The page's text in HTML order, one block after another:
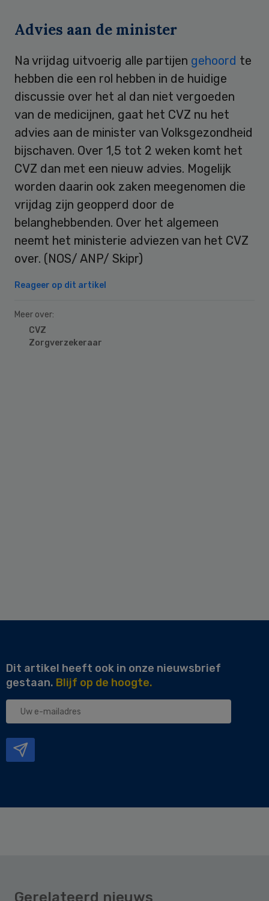
Advies aan de minister
Na vrijdag uitvoerig alle partijen gehoord te
hebben die een rol hebben in de huidige
discussie over het al dan niet vergoeden
van de medicijnen, gaat het CVZ nu het
advies aan de minister van Volksgezondheid
bijschaven. Over 1,5 tot 2 weken komt het
CVZ dan met een nieuw advies. Mogelijk
worden daarin ook zaken meegenomen die
vrijdag zijn geopperd door de
belanghebbenden. Over het algemeen
neemt het ministerie adviezen van het CVZ
over. (NOS/ ANP/ Skipr)
Reageer op dit artikel
Meer over:
CVZ
Zorgverzekeraar
Dit artikel heeft ook in onze nieuwsbrief
gestaan. Blijf op de hoogte.
Uw
Gerelateerd nieuws